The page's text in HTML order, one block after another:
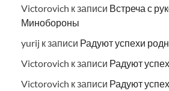
Victorovich к записи Встреча с
Минобороны
yurij к записи Радуют успехи
Victorovich к записи Радуют
Victorovich к записи Радуют